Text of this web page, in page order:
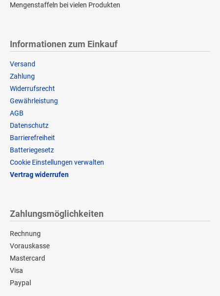
Mengenstaffeln bei vielen Produkten
Informationen zum Einkauf
Versand
Zahlung
Widerrufsrecht
Gewährleistung
AGB
Datenschutz
Barrierefreiheit
Batteriegesetz
Cookie Einstellungen verwalten
Vertrag widerrufen
Zahlungsmöglichkeiten
Rechnung
Vorauskasse
Mastercard
Visa
Paypal